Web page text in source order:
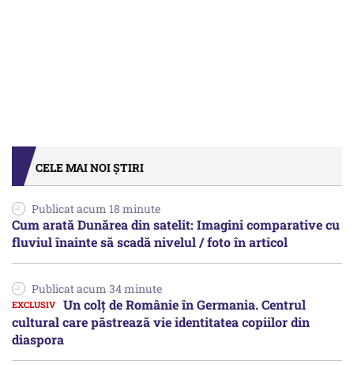
CELE MAI NOI ȘTIRI
Publicat acum 18 minute
Cum arată Dunărea din satelit: Imagini comparative cu
fluviul înainte să scadă nivelul / foto în articol
Publicat acum 34 minute
Un colț de Românie în Germania. Centrul
cultural care păstrează vie identitatea copiilor din
diaspora